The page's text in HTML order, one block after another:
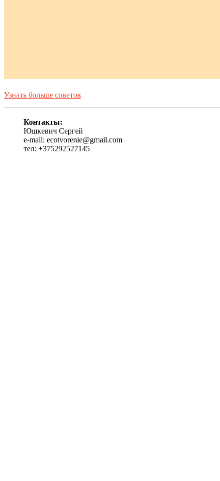
Узнать больше советов
Контакты:
Юшкевич Сергей
e-mail: ecotvorenie@gmail.com
тел: +375292527145